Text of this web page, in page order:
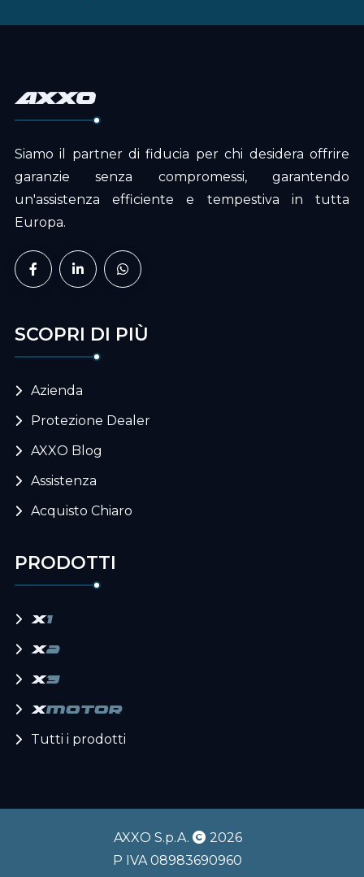
axxo
Siamo il partner di fiducia per chi desidera offrire
garanzie senza compromessi, garantendo
un'assistenza efficiente e tempestiva in tutta
Europa.
SCOPRI DI PIÙ
Azienda
Protezione Dealer
AXXO Blog
Assistenza
Acquisto Chiaro
PRODOTTI
x1
x2
x3
xmotor
Tutti i prodotti
AXXO S.p.A.
2026
P IVA 08983690960